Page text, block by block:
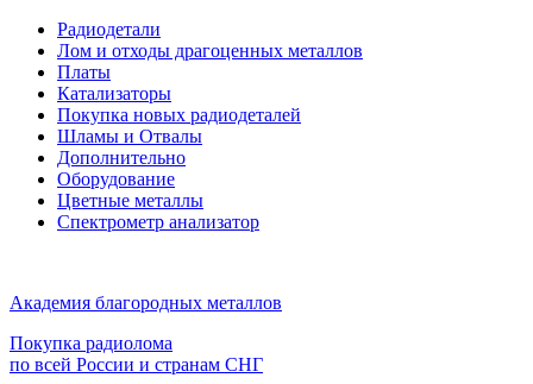
Радиодетали
Лом и отходы драгоценных металлов
Платы
Катализаторы
Покупка новых радиодеталей
Шламы и Отвалы
Дополнительно
Оборудование
Цветные металлы
Спектрометр анализатор
Академия благородных металлов
Покупка радиолома
по всей России и странам СНГ